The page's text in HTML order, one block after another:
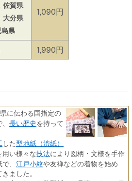
佐賀県
大分県
島県
1,090円
1,990円
県に伝わる国指定の
長い歴史を持って
した型地紙（渋紙）
用い様々な技法により図柄・文様を手作
、 江戸小紋や友禅などの着物を始め
ました。